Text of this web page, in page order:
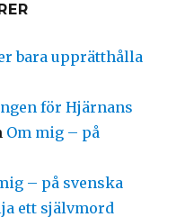
bara upprätthålla
för Hjärnans
Om mig – på
– på svenska
ett självmord